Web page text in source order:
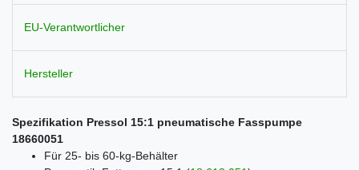
EU-Verantwortlicher
Hersteller
Spezifikation Pressol 15:1 pneumatische Fasspumpe
18660051
Für 25- bis 60-kg-Behälter